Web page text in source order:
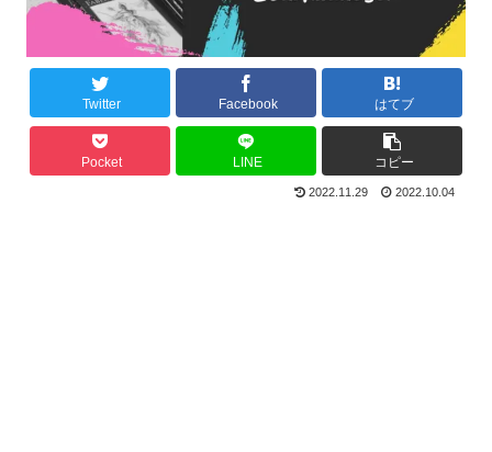
Twitter Facebook はてブ
Pocket LINE コピー
2022.11.29 2022.10.04